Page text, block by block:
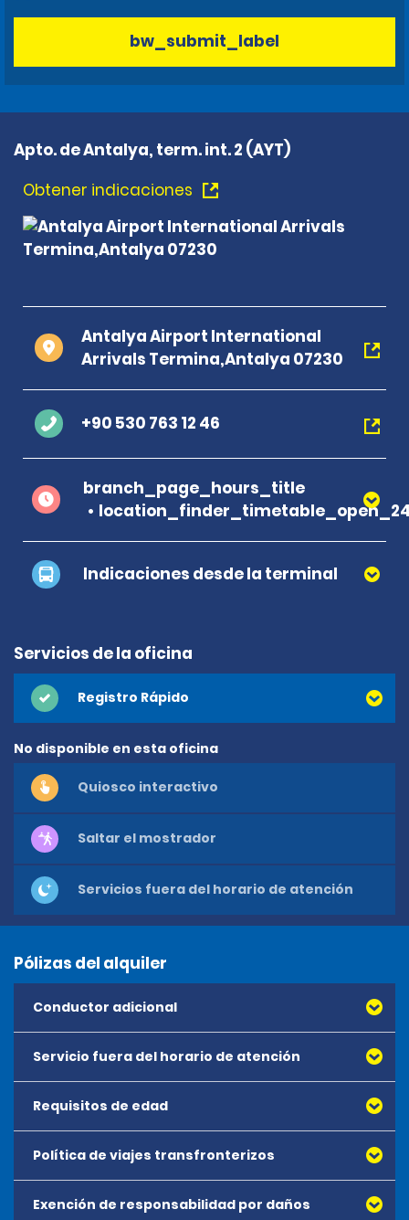
bw_submit_label
Apto. de Antalya, term. int. 2 (AYT)
Obtener indicaciones
Antalya Airport International
Arrivals Termina,Antalya 07230
+90 530 763 12 46
branch_page_hours_title
Indicaciones desde la terminal
Servicios de la oficina
Registro Rápido
No disponible en esta oficina
Quiosco interactivo
Saltar el mostrador
Servicios fuera del horario de atención
Pólizas del alquiler
Conductor adicional
Servicio fuera del horario de atención
Requisitos de edad
Política de viajes transfronterizos
Exención de responsabilidad por daños